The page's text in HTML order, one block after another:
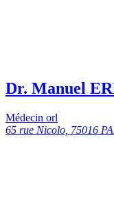
Dr. Manuel
Médecin orl
65 rue Nicolo, 75016